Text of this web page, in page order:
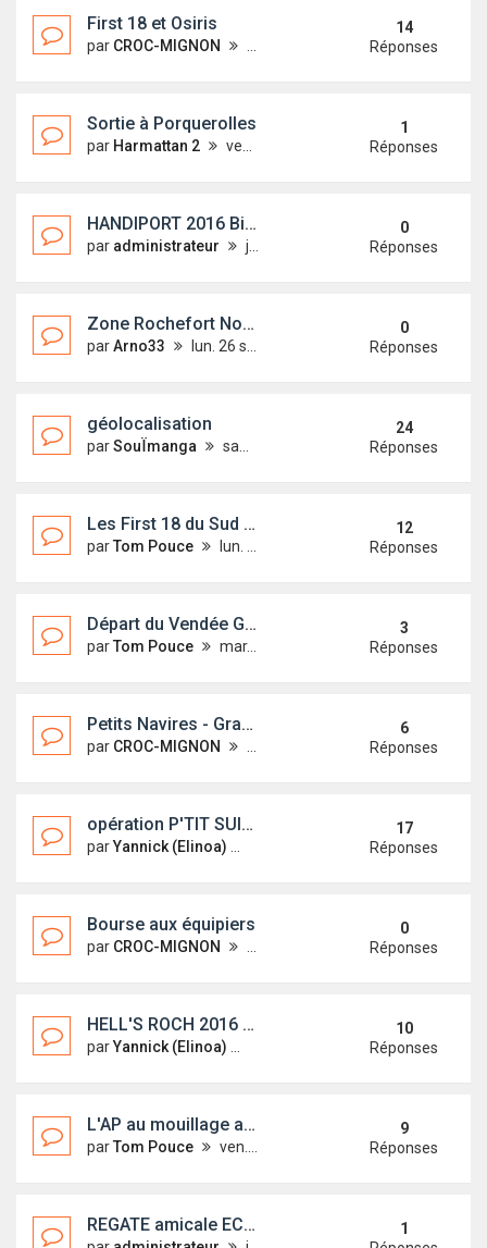
First 18 et Osiris
par CROC-MIGNON
14
Réponses
Sortie à Porquerolles
par Harmattan 2 ven. 17 févr. 2017 11:36
1
Réponses
HANDIPORT 2016 Binic
par administrateur jeu. 15 déc. 2016 19:06
0
Réponses
Zone Rochefort Nourmoutier en marge du Rasso 2017
parArno33 lun. 26 sept. 2016 09:00
0
Réponses
géolocalisation
parSouÏmanga sam. 28 mai 2016 19:32
24
Réponses
Les First 18 du Sud Ouest sur le Bassin d'Arcachon
parTom Pouce lun. 15 déc. 2014 12:10
12
Réponses
Départ du Vendée Globe
parTom Pouce mar. 9 août 2016 02:37
3
Réponses
Petits Navires - Grands Plaisirs
par CROC-MIGNON
6
Réponses
opération P'TIT SUISSE suite ...
parYannick (Elinoa) jeu. 25 févr. 2016 11:35
17
Réponses
Bourse aux équipiers
par CROC-MIGNON
0
Réponses
HELL'S ROCH 2016 du 18 au 19 Juin port de ST QUAY
parYannick (Elinoa) mer. 25 mai 2016 11:31
10
Réponses
L'AP au mouillage au Glénan le jeu des 7 erreurs
parTom Pouce ven. 4 mars 2016 18:14
9
Réponses
REGATE amicale ECLUZELLE WE de Pâques 2016
1